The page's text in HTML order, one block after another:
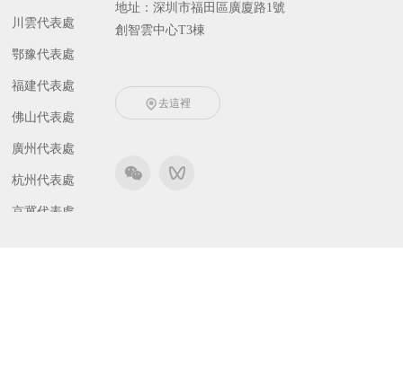
川雲代表處
鄂豫代表處
福建代表處
佛山代表處
廣州代表處
杭州代表處
京冀代表處
地址：深圳市福田區廣廈路1號
創智雲中心T3棟
去這裡